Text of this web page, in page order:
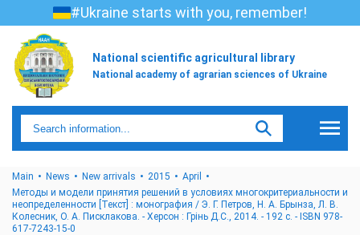
#Ukraine starts with you, remember!
National scientific agricultural library
National academy of agrarian sciences of Ukraine
Main News New arrivals 2015
April
Методы и модели принятия решений в условиях многокритериальности и
неопределенности [Текст] : монография / Э. Г. Петров, Н. А. Брынза, Л. В.
Колесник, О. А. Писклакова. - Херсон : Грінь Д.С., 2014. - 192 с. - ISBN 978-
617-7243-15-0